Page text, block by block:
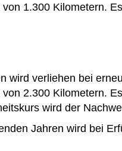
1.300 Kilometern.
wird verliehen bei
2.300 Kilometern.
wird der
Jahren wird bei